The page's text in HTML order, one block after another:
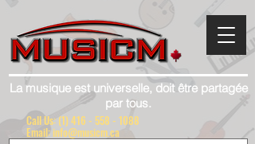
La musique est universelle, doit être partagée
par tous.
Call Us: (1) 416 - 558 - 1088
Email: info@musicm.ca